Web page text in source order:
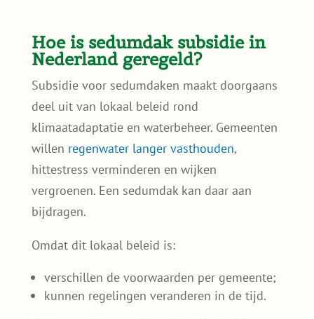
Hoe is sedumdak subsidie in
Nederland geregeld?
Subsidie voor sedumdaken maakt doorgaans
deel uit van lokaal beleid rond
klimaatadaptatie en waterbeheer. Gemeenten
willen regenwater langer vasthouden,
hittestress verminderen en wijken
vergroenen. Een sedumdak kan daar aan
bijdragen.
Omdat dit lokaal beleid is:
verschillen de voorwaarden per gemeente;
kunnen regelingen veranderen in de tijd.